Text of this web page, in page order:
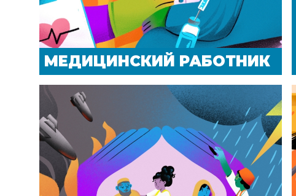
МЕДИЦИНСКИЙ РАБОТНИК